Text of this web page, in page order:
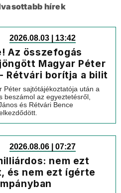
hírek
2026.08.03 | 13:42
Az összefogás
Magyar Péter
Rétvári borítja a bilit
Péter sajtótájékoztatója után a
beszámol az egyeztetésről,
és Rétvári Bence
2026.08.06 | 07:27
nem ezt
és nem ezt ígérte